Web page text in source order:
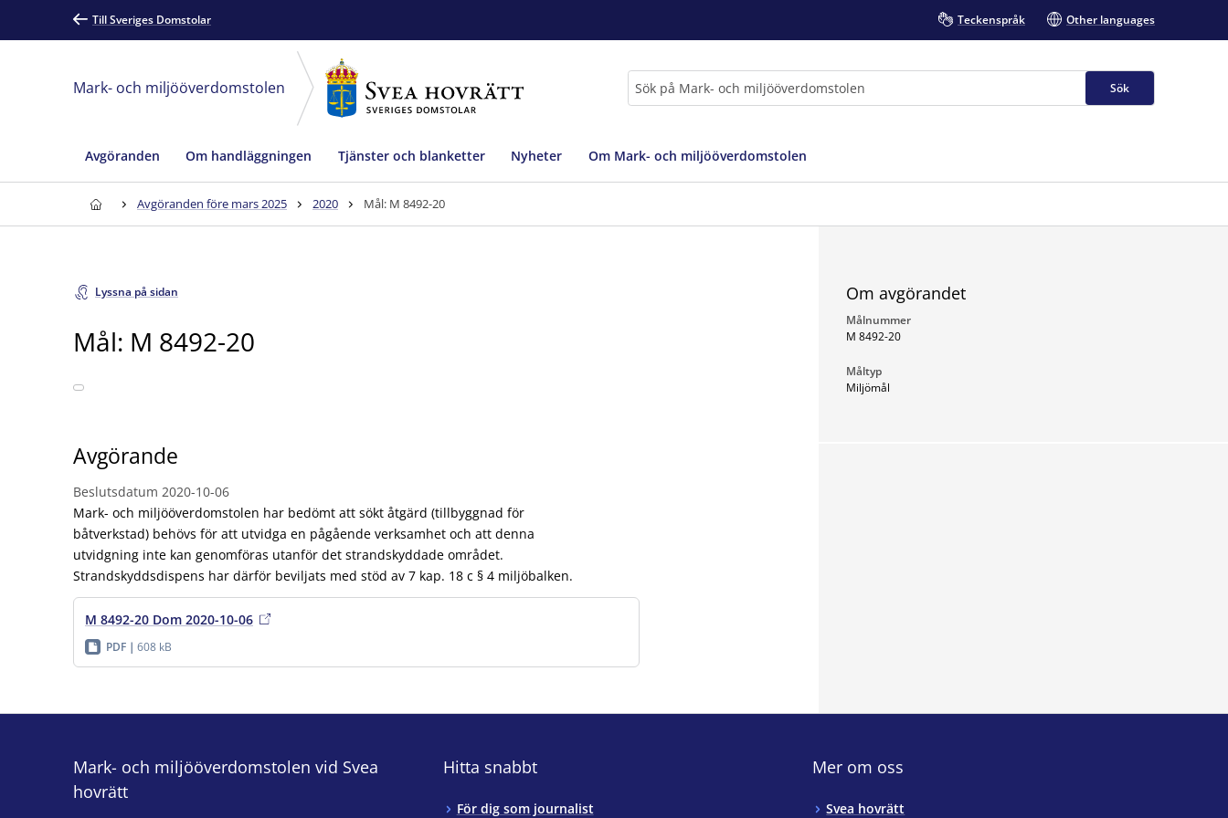
Till Sveriges Domstolar Teckenspråk Other languages
Mark- och miljööverdomstolen Sök
Avgöranden Om handläggningen Tjänster och blanketter Nyheter Om Mark- och miljööverdomstolen
Avgöranden före mars 2025 2020 Mål: M 8492-20
Lyssna på sidan
Mål: M 8492-20
Avgörande
Beslutsdatum 2020-10-06
Mark- och miljööverdomstolen har bedömt att sökt åtgärd (tillbyggnad för
båtverkstad) behövs för att utvidga en pågående verksamhet och att denna
utvidgning inte kan genomföras utanför det strandskyddade området.
Strandskyddsdispens har därför beviljats med stöd av 7 kap. 18 c § 4 miljöbalken.
M 8492-20 Dom 2020-10-06
PDF 608 kB
Om avgörandet
Målnummer
M 8492-20
Måltyp
Miljömål
Mark- och miljööverdomstolen vid Svea
hovrätt
Hitta snabbt
För dig som journalist
Mer om oss
Svea hovrätt